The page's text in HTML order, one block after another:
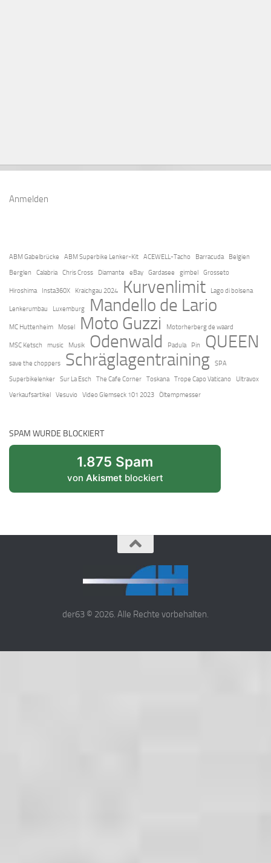
Anmelden
ABM Gabelbrücke ABM Superbike Lenker-Kit ACEWELL-Tacho Barracuda
Belgien
Berglen
Calabria Chris Cross Diamante eBay Gardasee gimbel Grosseto
Hiroshima Insta360X Kraichgau 2024 Kurvenlimit Lago di bolsena
Lenkerumbau Luxemburg Mandello de Lario
MC Huttenheim Mosel Moto Guzzi Motorherberg de waard
MSC Ketsch music Musik Odenwald Padula Pin QUEEN
save the choppers Schräglagentraining
SPA
Superbikelenker
Sur La Esch The Cafe Corner Toskana Trope Capo Vaticano
Ultravox
Verkaufsartikel
Vesuvio Video Glemseck 101 2023 Öltempmesser
SPAM WURDE BLOCKIERT
1.875 Spam
von Akismet blockiert
der63 © 2026. Alle Rechte vorbehalten.